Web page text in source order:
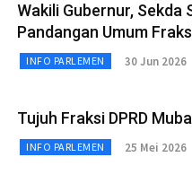
Wakili Gubernur, Sekda
Pandangan Umum
INFO PARLEMEN 30 Jun 2026
Tujuh Fraksi DPRD
INFO PARLEMEN 25 Mei 2026